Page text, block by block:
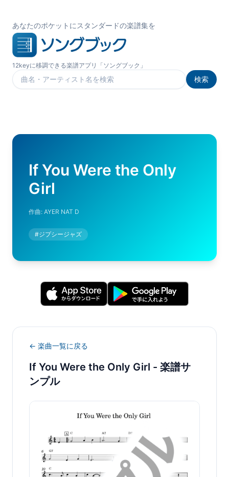
あなたのポケットにスタンダードの楽譜集を
12keyに移調できる楽譜アプリ「ソングブック」
楽曲を検索
検索
If You Were the Only
Girl
作曲: AYER NAT D
#ジプシージャズ
← 楽曲一覧に戻る
If You Were the Only Girl - 楽譜サ
ンプル